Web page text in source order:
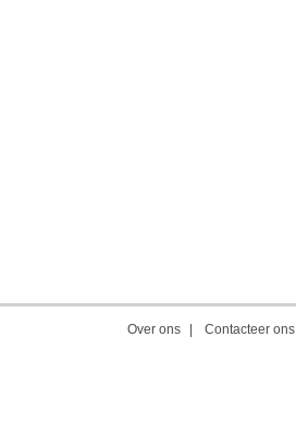
Over ons Contacteer ons